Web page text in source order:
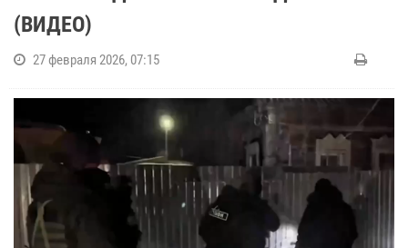
(ВИДЕО)
27 февраля 2026, 07:15